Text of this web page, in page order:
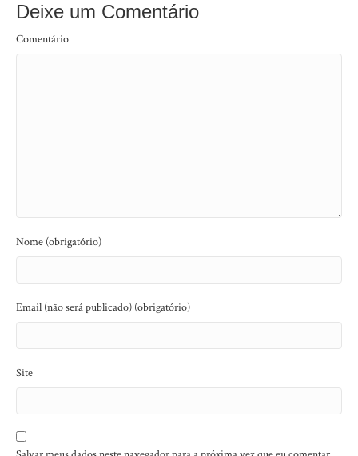
Deixe um Comentário
Comentário
Nome (obrigatório)
Email (não será publicado) (obrigatório)
Site